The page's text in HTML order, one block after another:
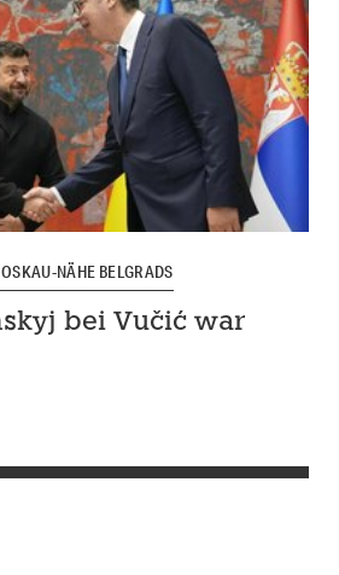
NÄHE BELGRADS
bei Vučić war